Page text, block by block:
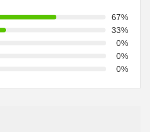
67%
33%
0%
0%
0%